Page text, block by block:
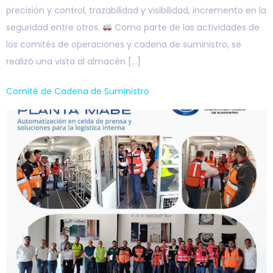
precisión y control, trazabilidad y visibilidad, incremento en la
seguridad entre otros.
Como parte de las actividades de
los comités de operaciones y cadena de suministro, se
realizó una vista al almacén […]
Comité de Cadena de Suministro